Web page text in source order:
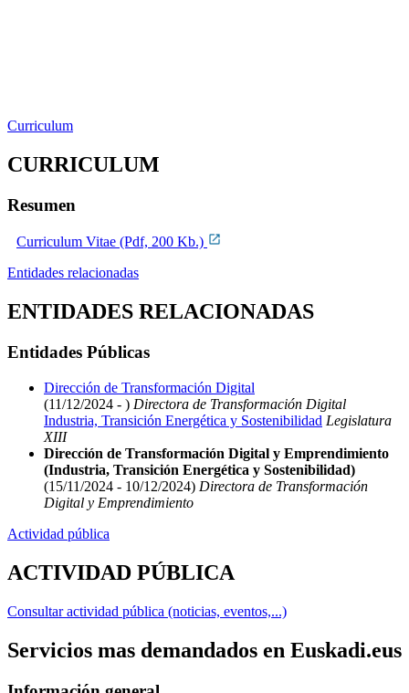
Curriculum
CURRICULUM
Resumen
Curriculum Vitae (Pdf, 200 Kb.)
Entidades relacionadas
ENTIDADES RELACIONADAS
Entidades Públicas
Dirección de Transformación Digital
(11/12/2024 - ) Directora de Transformación Digital
Industria, Transición Energética y Sostenibilidad Legislatura
XIII
Dirección de Transformación Digital y Emprendimiento
(Industria, Transición Energética y Sostenibilidad)
(15/11/2024 - 10/12/2024) Directora de Transformación
Digital y Emprendimiento
Actividad pública
ACTIVIDAD PÚBLICA
Consultar actividad pública (noticias, eventos,...)
Servicios mas demandados en Euskadi.eus